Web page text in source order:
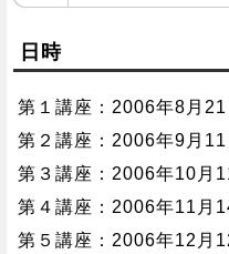
日時
第１講座：2006年8月
第２講座：2006年9月
第３講座：2006年10
第４講座：2006年11
第５講座：2006年12